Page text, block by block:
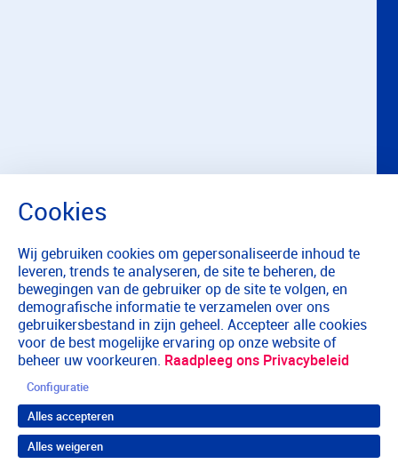
Wij gebruiken cookies om gepersonaliseerde inhoud te
leveren, trends te analyseren, de site te beheren, de
bewegingen van de gebruiker op de site te volgen, en
demografische informatie te verzamelen over ons
gebruikersbestand in zijn geheel. Accepteer alle cookies
voor de best mogelijke ervaring op onze website of
beheer uw voorkeuren. Raadpleeg ons Privacybeleid
Configuratie
Alles accepteren
Alles weigeren